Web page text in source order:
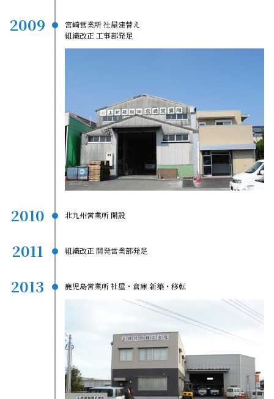
2009
宮崎営業所 社屋建替え
組織改正 工事部発足
2010 北九州営業所 開設
2011 組織改正 開発営業部発足
2013 鹿児島営業所 社屋・倉庫 新築・移転